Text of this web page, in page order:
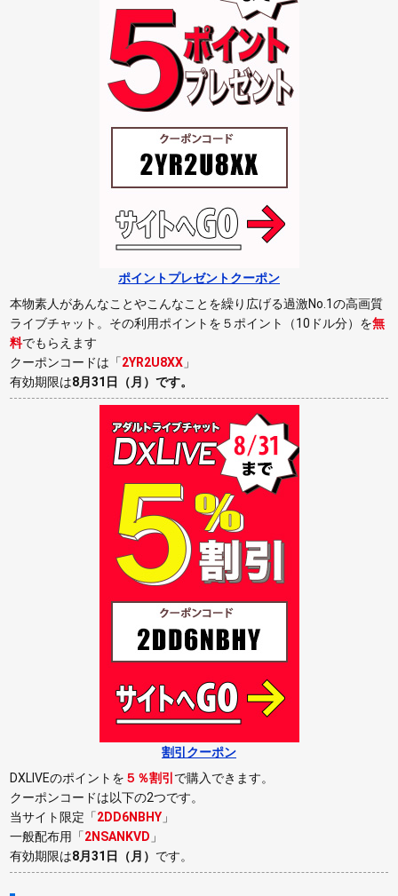
ポイントプレゼントクーポン
本物素人があんなことやこんなことを繰り広げる過激No.1の高画質
ライブチャット。その利用ポイントを５ポイント（10ドル分）を無
料でもらえます
クーポンコードは「2YR2U8XX 」
有効期限は8月31日（月）です。
割引クーポン
DXLIVEのポイントを ５％割引 で購入できます。
クーポンコードは以下の2つです。
当サイト限定「2DD6NBHY 」
一般配布用「2NSANKVD 」
有効期限は8月31日（月） です。